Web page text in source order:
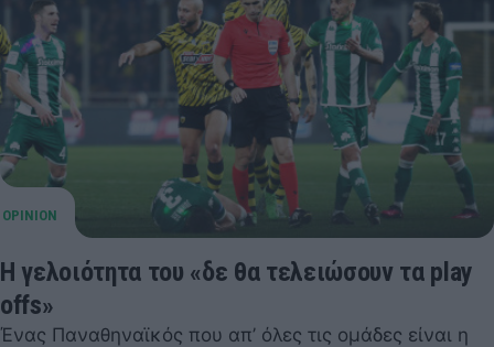
Η γελοιότητα του «δε θα τελειώσουν τα play
offs»
Ένας Παναθηναϊκός που απ’ όλες τις ομάδες είναι η